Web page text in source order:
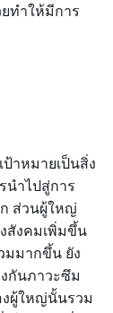
ทำให้มีการ
าหมายเป็นสิ่ง
นำไปสู่การ
ส่วนผู้ใหญ่
สังคมเพิ่มขึ้น
มมากขึ้น ยัง
กันภาวะซึม
งผู้ใหญ่นั้นรวม